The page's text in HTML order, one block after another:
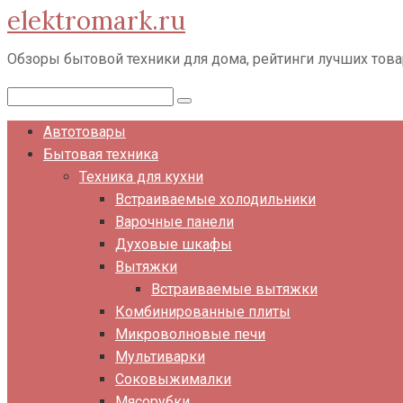
Перейти
к
контенту
elektromark.ru
Обзоры бытовой техники для дома, рейтинги лучших
Автотовары
Бытовая техника
Техника для кухни
Встраиваемые холодильники
Варочные панели
Духовые шкафы
Вытяжки
Встраиваемые вытяжки
Комбинированные плиты
Микроволновые печи
Мультиварки
Соковыжималки